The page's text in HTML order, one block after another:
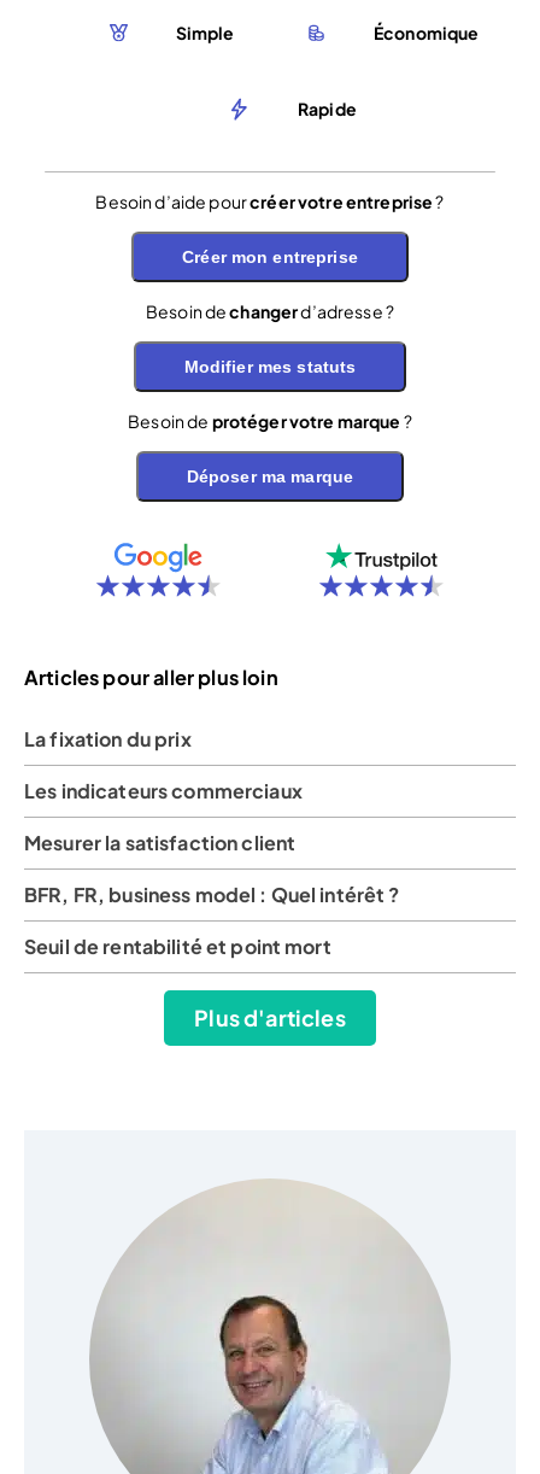
Simple Économique
Rapide
Besoin d’aide pourcréer votre entreprise?
Créer mon entreprise
Besoin dechangerd’adresse ?
Modifier mes statuts
Besoin de protéger votre marque ?
Déposer ma marque
Articles pour aller plus loin
La fixation du prix
Les indicateurs commerciaux
Mesurer la satisfaction client
BFR, FR, business model : Quel intérêt ?
Seuil de rentabilité et point mort
Plus d'articles